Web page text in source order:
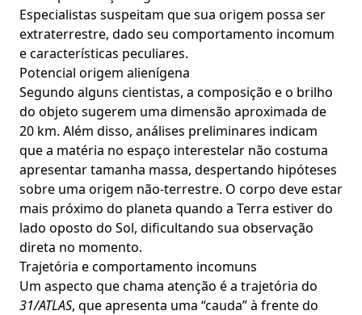
Especialistas suspeitam que sua origem possa ser
extraterrestre, dado seu comportamento incomum
e características peculiares.
Potencial origem alienígena
Segundo alguns cientistas, a composição e o brilho
do objeto sugerem uma dimensão aproximada de
20 km. Além disso, análises preliminares indicam
que a matéria no espaço interestelar não costuma
apresentar tamanha massa, despertando hipóteses
sobre uma origem não-terrestre. O corpo deve estar
mais próximo do planeta quando a Terra estiver do
lado oposto do Sol, dificultando sua observação
direta no momento.
Trajetória e comportamento incomuns
Um aspecto que chama atenção é a trajetória do
31/ATLAS, que apresenta uma “cauda” à frente do